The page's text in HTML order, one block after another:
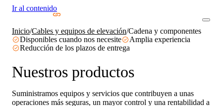
Ir al contenido
Inicio/Cables y equipos de elevación/Cadena y componentes
Disponibles cuando nos necesite
Amplia experiencia
Reducción de los plazos de entrega
Nuestros productos
Suministramos equipos y servicios que contribuyen a unas
operaciones más seguras, un mayor control y una rentabilidad a